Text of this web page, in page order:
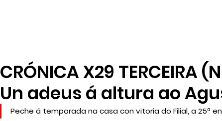
CRÓNICA X29 TERCEIRA
Un adeus á altura ao
Peche á temporada na casa con vitoria do Filial, a 25ª